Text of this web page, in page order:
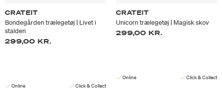
CRATEIT
Bondegården trælegetøj | Livet i
stalden
299,00 KR.
Online Click & Collect
CRATEIT
Unicorn trælegetøj | Magisk skov
299,00 KR.
Online Click & Collect